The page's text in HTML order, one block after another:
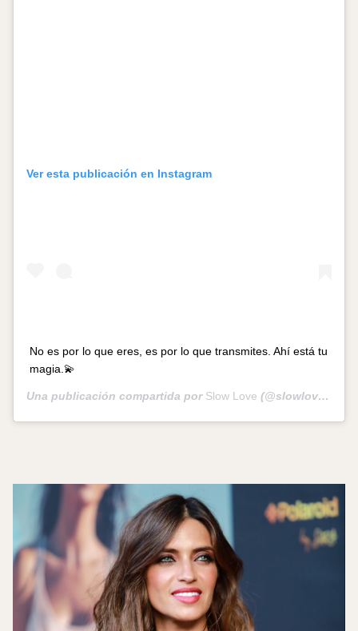
Ver esta publicación en Instagram
No es por lo que eres, es por lo que transmites. Ahí está tu
magia.💫
Una publicación compartida por Slow Love (@slowloveoficial) el